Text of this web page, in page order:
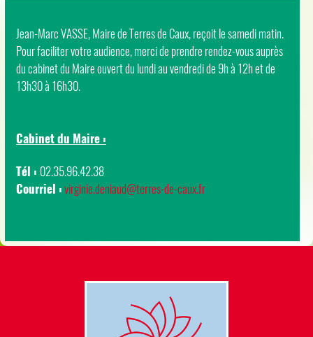
Jean-Marc VASSE, Maire de Terres de Caux, reçoit le samedi matin.
Pour faciliter votre audience, merci de prendre rendez-vous auprès
du cabinet du Maire ouvert du lundi au vendredi de 9h à 12h et de
13h30 à 16h30.
Cabinet du Maire :
Tél : 02.35.96.42.38
Courriel :virginie.deniaud@terres-de-caux.fr